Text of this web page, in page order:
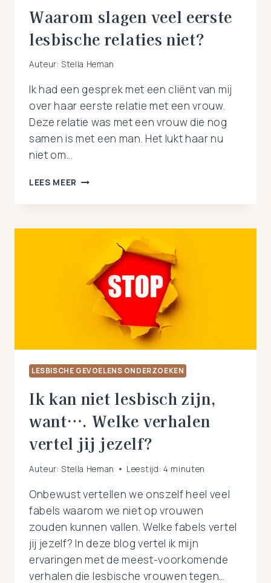
Waarom slagen veel eerste
lesbische relaties niet?
Auteur: Stella Heman
Ik had een gesprek met een cliënt van mij
over haar eerste relatie met een vrouw.
Deze relatie was met een vrouw die nog
samen is met een man. Het lukt haar nu
niet om…
LEES MEER WAAROM
LESBISCHE
RELATIES
LESBISCHE GEVOELENS ONDERZOEKEN
Ik kan niet lesbisch zijn,
want…. Welke verhalen
vertel jij jezelf?
Auteur: Stella Heman Leestijd: 4 minuten
Onbewust vertellen we onszelf heel veel
fabels waarom we niet op vrouwen
zouden kunnen vallen. Welke fabels vertel
jij jezelf? In deze blog vertel ik mijn
ervaringen met de meest-voorkomende
verhalen die lesbische vrouwen tegen…